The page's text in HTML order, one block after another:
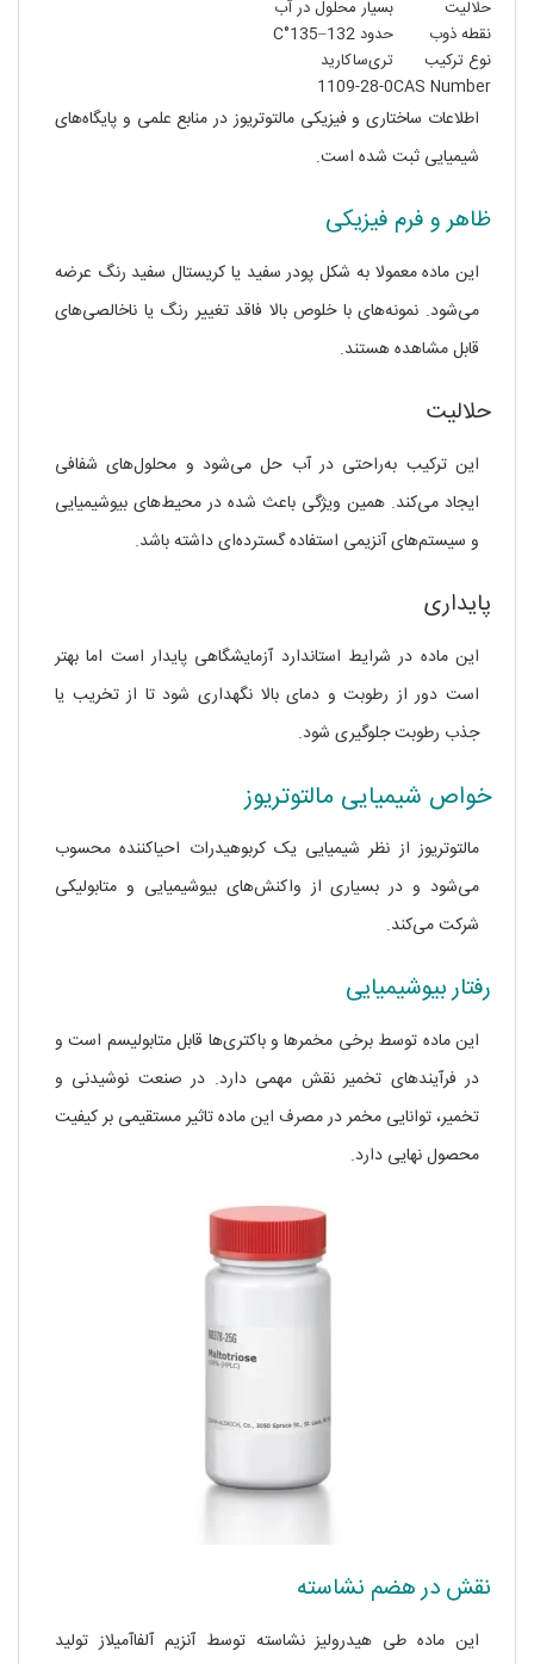
حلالیت
بسیار محلول در آب
نقطه ذوب
حدود 132–135°C
نوع ترکیب
تری‌ساکارید
CAS Number
1109-28-0
اطلاعات ساختاری و فیزیکی مالتوتریوز در منابع علمی و پایگاه‌های
شیمیایی ثبت شده است.
ظاهر و فرم فیزیکی
این ماده معمولا به شکل پودر سفید یا کریستال سفید رنگ عرضه
می‌شود. نمونه‌های با خلوص بالا فاقد تغییر رنگ یا ناخالصی‌های
قابل مشاهده هستند.
حلالیت
این ترکیب به‌راحتی در آب حل می‌شود و محلول‌های شفافی
ایجاد می‌کند. همین ویژگی باعث شده در محیط‌های بیوشیمیایی
و سیستم‌های آنزیمی استفاده گسترده‌ای داشته باشد.
پایداری
این ماده در شرایط استاندارد آزمایشگاهی پایدار است اما بهتر
است دور از رطوبت و دمای بالا نگهداری شود تا از تخریب یا
جذب رطوبت جلوگیری شود.
خواص شیمیایی مالتوتریوز
مالتوتریوز از نظر شیمیایی یک کربوهیدرات احیاکننده محسوب
می‌شود و در بسیاری از واکنش‌های بیوشیمیایی و متابولیکی
شرکت می‌کند.
رفتار بیوشیمیایی
این ماده توسط برخی مخمرها و باکتری‌ها قابل متابولیسم است و
در فرآیندهای تخمیر نقش مهمی دارد. در صنعت نوشیدنی و
تخمیر، توانایی مخمر در مصرف این ماده تاثیر مستقیمی بر کیفیت
محصول نهایی دارد.
نقش در هضم نشاسته
این ماده طی هیدرولیز نشاسته توسط آنزیم آلفاآمیلاز تولید